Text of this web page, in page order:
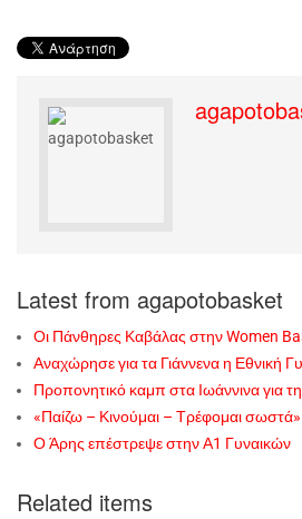
Latest from agapotobasket
Οι Πάνθηρες Καβάλας στην Women
Αναχώρησε για τα Γιάννενα η Εθνική
Προπονητικό καμπ στα Ιωάννινα για
«Παίζω – Κινούμαι – Τρέφομαι σωστά»
Ο Άρης επέστρεψε στην Α1 Γυναικών
Related items